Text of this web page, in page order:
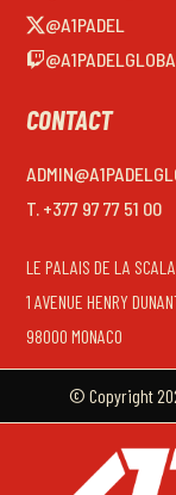
@A1PADEL
CONTACT
T. +377 97 77 51 00
LE PALAIS DE LA
1 AVENUE HENRY
98000 MONACO
© Copyright